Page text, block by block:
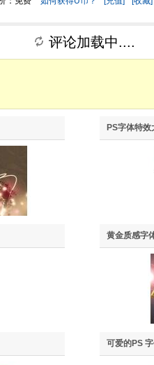
评论加载中....
PS字体特
黄金质感字
可爱的PS